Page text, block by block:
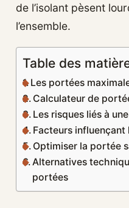
de l’isolant pèsent
l’ensemble.
Table des
Les portées
Calculateur de
Les risques liés à
Facteurs
Optimiser la portée
Alternatives
portées